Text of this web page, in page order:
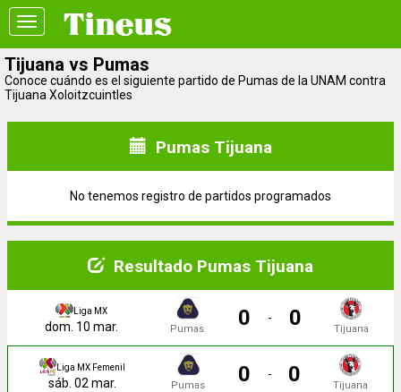
Toggle
navigation
Tijuana vs Pumas
Conoce cuándo es el siguiente partido de Pumas de la UNAM contra
Tijuana Xoloitzcuintles
Pumas Tijuana
No tenemos registro de partidos programados
Resultado Pumas Tijuana
Liga MX
dom. 10 mar. Pumas 0 - 0 Tijuana
Liga MX Femenil
sáb. 02 mar. Pumas 0 - 0 Tijuana